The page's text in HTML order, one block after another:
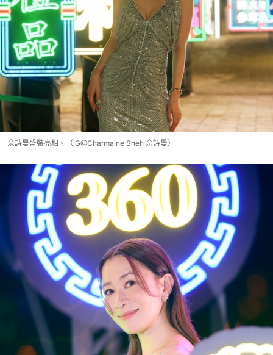
佘詩曼盛裝亮相。（IG@Charmaine Sheh 佘詩曼）